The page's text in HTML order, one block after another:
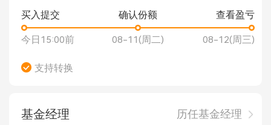
买入提交
今日15:00前
确认份额
08-11(周二)
查看盈亏
08-12(周三)
支持转换
基金经理 历任基金经理